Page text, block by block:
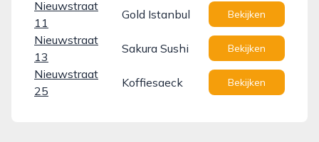
Nieuwstraat
11
Gold Istanbul Bekijken
Nieuwstraat
13
Sakura Sushi Bekijken
Nieuwstraat
25
Koffiesaeck Bekijken